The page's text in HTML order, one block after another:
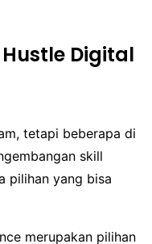
Digital
tetapi beberapa di
skill
pilihan yang bisa
merupakan pilihan